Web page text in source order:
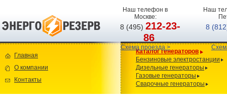
Наш телефон в
Москве:
8 (495)212-23-
86
Схема проезда >
Наш
8
Главная
О компании
Контакты
Каталог генераторов
Бензиновые электростанции
Дизельные генераторы
Газовые генераторы
Сварочные генераторы